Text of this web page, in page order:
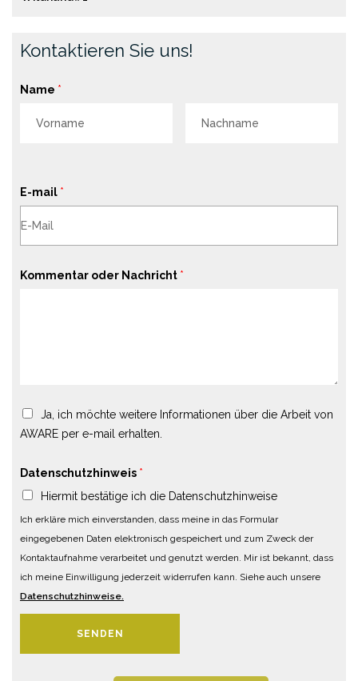
Kontaktieren Sie uns!
Name *
E-mail *
Kommentar oder Nachricht *
Ja, ich möchte weitere Informationen über die Arbeit von
AWARE per e-mail erhalten.
Datenschutzhinweis *
Hiermit bestätige ich die Datenschutzhinweise
Ich erkläre mich einverstanden, dass meine in das Formular
eingegebenen Daten elektronisch gespeichert und zum Zweck der
Kontaktaufnahme verarbeitet und genutzt werden. Mir ist bekannt, dass
ich meine Einwilligung jederzeit widerrufen kann. Siehe auch unsere
Datenschutzhinweise.
SENDEN